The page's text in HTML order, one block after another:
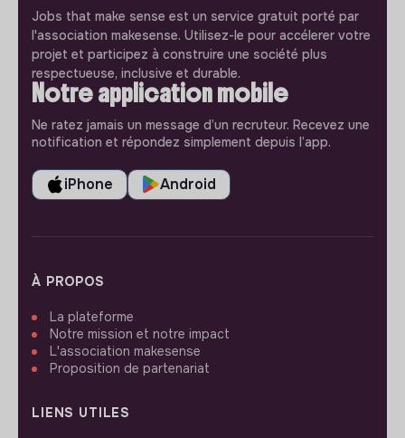
Jobs that make sense est un service gratuit porté par
l'association makesense. Utilisez-le pour accélerer votre
projet et participez à construire une société plus
respectueuse, inclusive et durable.
Notre application mobile
Ne ratez jamais un message d’un recruteur. Recevez une
notification et répondez simplement depuis l’app.
iPhone Android
À PROPOS
La plateforme
Notre mission et notre impact
L'association makesense
Proposition de partenariat
LIENS UTILES